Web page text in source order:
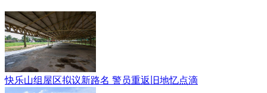
快乐山组屋区拟议新路名 警员重返旧地忆点滴